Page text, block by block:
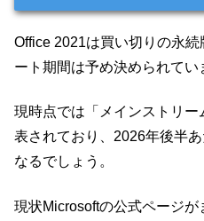
Office 2021は買い切りの永
ート期間は予め決められてい
現時点では「メインストリ
表されており、2026年後半
なるでしょう。
現状Microsoftの公式ページが